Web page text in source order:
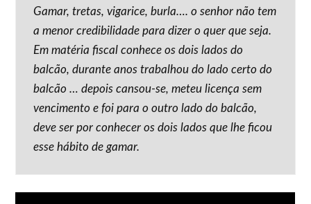
Gamar, tretas, vigarice, burla…. o senhor não tem
a menor credibilidade para dizer o quer que seja.
Em matéria fiscal conhece os dois lados do
balcão, durante anos trabalhou do lado certo do
balcão … depois cansou-se, meteu licença sem
vencimento e foi para o outro lado do balcão,
deve ser por conhecer os dois lados que lhe ficou
esse hábito de gamar.